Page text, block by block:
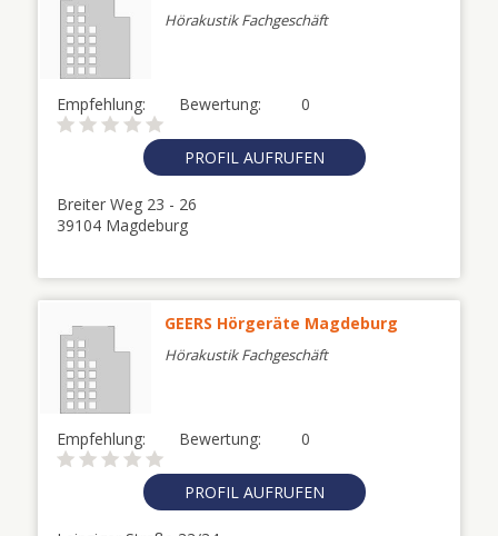
Hörakustik Fachgeschäft
Empfehlung: 0
Bewertung:
PROFIL AUFRUFEN
Breiter Weg 23 - 26
39104 Magdeburg
GEERS Hörgeräte Magdeburg
Hörakustik Fachgeschäft
Empfehlung: 0
Bewertung:
PROFIL AUFRUFEN